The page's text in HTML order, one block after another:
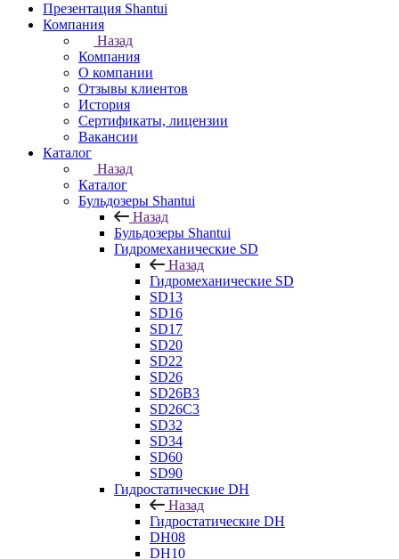
Презентация Shantui
Компания
Назад
Компания
О компании
Отзывы клиентов
История
Сертификаты, лицензии
Вакансии
Каталог
Назад
Каталог
Бульдозеры Shantui
Назад
Бульдозеры Shantui
Гидромеханические SD
Назад
Гидромеханические SD
SD13
SD16
SD17
SD20
SD22
SD26
SD26B3
SD26C3
SD32
SD34
SD60
SD90
Гидростатические DH
Назад
Гидростатические DH
DH08
DH10